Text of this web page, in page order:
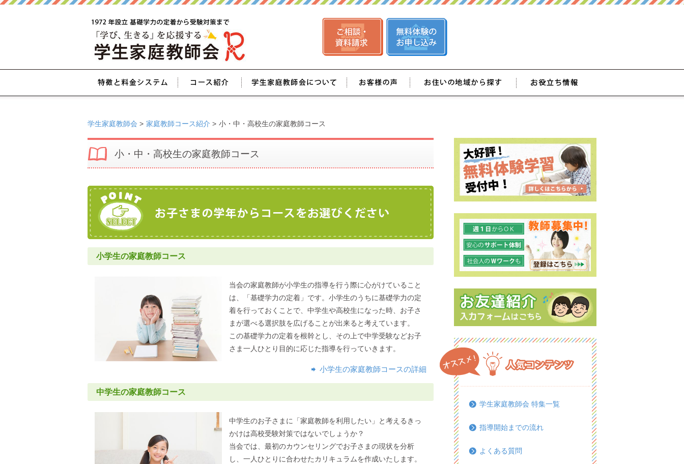
学生家庭教師会 > 家庭教師コース紹介 > 小・中・高校生の家庭教師コース
小・中・高校生の家庭教師コース
小学生の家庭教師コース
当会の家庭教師が小学生の指導を行う際に心がけていること
は、「基礎学力の定着」です。小学生のうちに基礎学力の定
着を行っておくことで、中学生や高校生になった時、お子さ
まが選べる選択肢を広げることが出来ると考えています。
この基礎学力の定着を根幹とし、その上で中学受験などお子
さま一人ひとり目的に応じた指導を行っていきます。
小学生の家庭教師コースの詳細
中学生の家庭教師コース
中学生のお子さまに「家庭教師を利用したい」と考えるきっ
かけは高校受験対策ではないでしょうか？
当会では、最初のカウンセリングでお子さまの現状を分析
し、一人ひとりに合わせたカリキュラムを作成いたします。
学生家庭教師会 特集一覧
指導開始までの流れ
よくある質問